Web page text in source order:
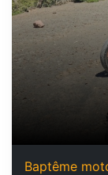
Baptême